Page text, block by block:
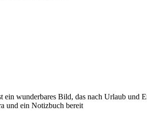
wunderbares Bild, das nach Urlaub und
und ein Notizbuch bereit